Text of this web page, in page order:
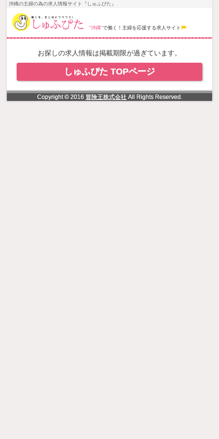
NowLoading
沖縄の主婦の為の求人情報サイト『しゅふぴた』
"沖縄"で働く！主婦を応援する求人サイト
お探しの求人情報は掲載期限が過ぎています。
しゅふぴた TOPページ
Copyright © 2016 冒険王株式会社All Rights Reserved.